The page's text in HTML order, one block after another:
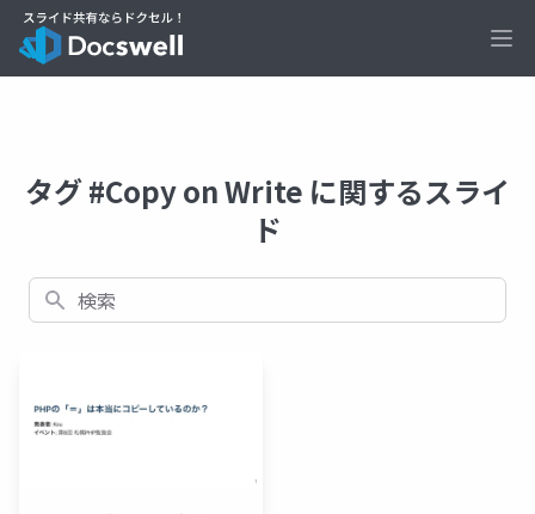
タグ #Copy on Write に関するスライ
ド
検索